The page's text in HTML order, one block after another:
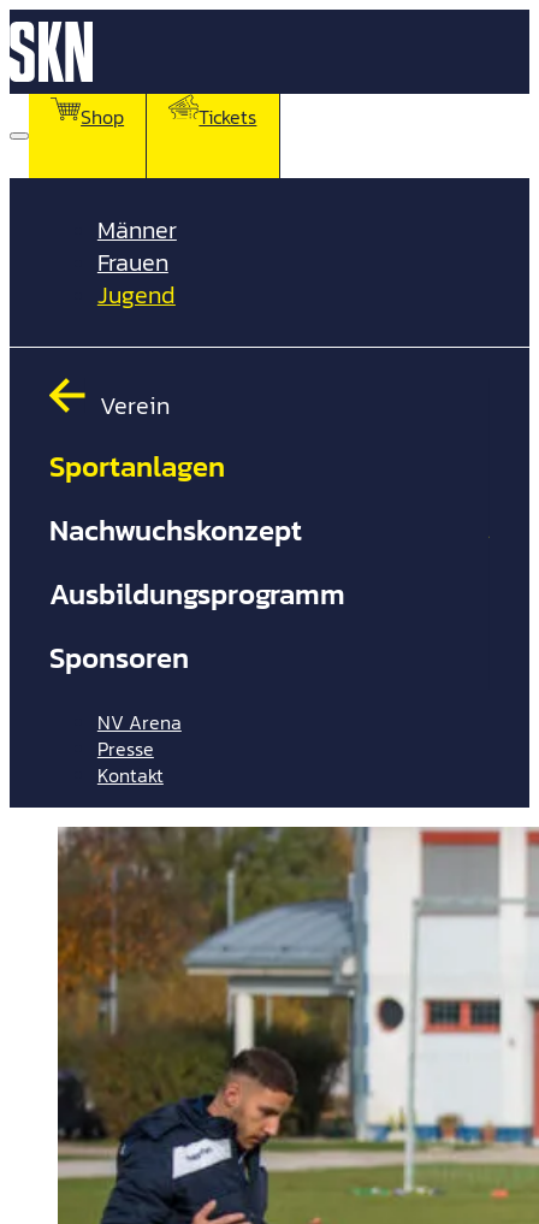
Shop Tickets
Männer
Frauen
Jugend
Verein
Verein
Sportanlagen
Nachwuchskonzept
Ausbildungsprogramm
Sponsoren
NV Arena
Presse
Kontakt